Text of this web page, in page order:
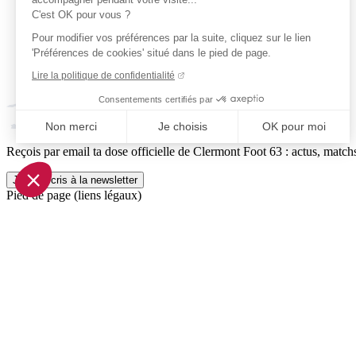
C'est OK pour vous ?
Pour modifier vos préférences par la suite, cliquez sur le lien
'Préférences de cookies' situé dans le pied de page.
Lire la politique de confidentialité
Consentements certifiés par
Non merci Je choisis OK pour moi
Axeptio consent
Plateforme de Gestion du Consentement : Personnalisez
Notre plateforme vous permet d'adapter et de gérer vos
Reçois par email ta dose officielle de Clermont Foot 63 : actus,
Je m'inscris à la newsletter
Pied de page (liens légaux)